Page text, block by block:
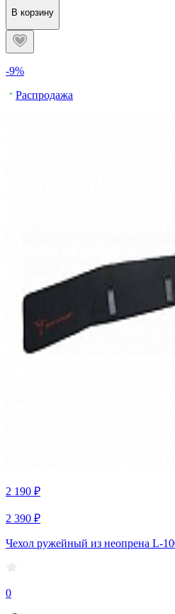
В корзину
-9%
Распродажа
2 190 ₽
2 390 ₽
Чехол ружейный из неопрена L-
0